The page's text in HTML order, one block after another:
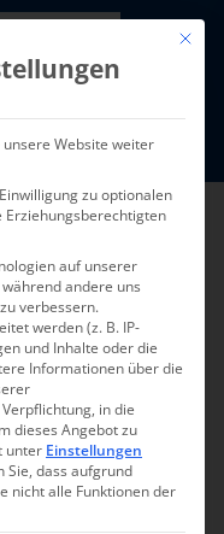
I Termine
Zurück
Mit
Website weiter
zu optionalen
Erziehungsberechtigten
auf unserer
andere uns
verbessern.
werden (z. B. IP-
und Inhalte oder die
Informationen über die
in die
dieses Angebot zu
unter Einstellungen
Sie, dass aufgrund
nicht alle Funktionen der